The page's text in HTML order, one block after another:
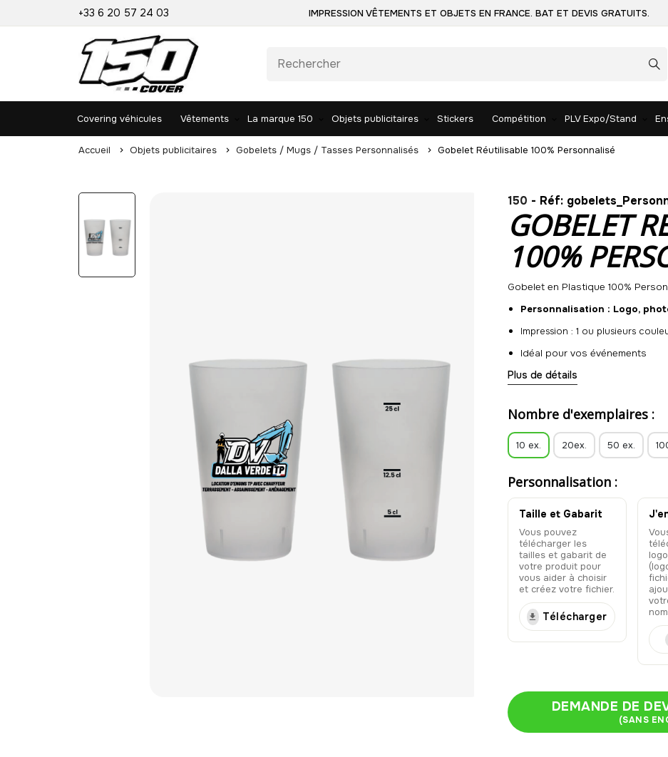
+33 6 20 57 24 03 IMPRESSION VÊTEMENTS ET OBJETS EN FRANCE. BAT ET DEVIS GRATUITS.
Covering véhicules Vêtements La marque 150 Objets publicitaires Stickers Compétition PLV Expo/Stand
Accueil Objets publicitaires Gobelets / Mugs / Tasses Personnalisés Gobelet Réutilisable 100% Personnalisé
150 - Réf:
GOBELET
100%
Gobelet en Plastique 100%
Personnalisation : Logo,
Impression : 1 ou plusieurs
Idéal pour vos événements
Alternative écologique et
Plus de détails
Nombre d'exemplaires :
10 ex. 20ex. 50 ex.
Personnalisation :
Taille et Gabarit
Vous pouvez
télécharger les
tailles et gabarit de
votre produit pour
vous aider à choisir
et créez votre fichier.
Télécharger
DEMANDE DE
(SANS